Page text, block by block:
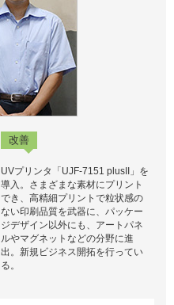
改善
UVプリンタ「UJF-7151 plusII」を
導入。さまざまな素材にプリント
でき、高精細プリントで粒状感の
ない印刷品質を武器に、パッケー
ジデザイン以外にも、アートパネ
ルやマグネットなどの分野に進
出。新規ビジネス開拓を行ってい
る。